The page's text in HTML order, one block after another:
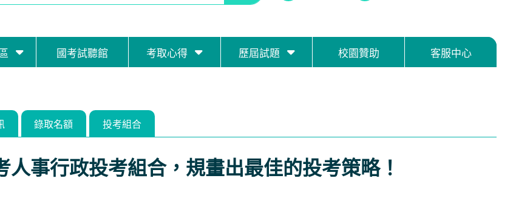
國考試聽館 考取心得 歷屆試題 校園贊助 客服中心
錄取名額 投考組合
人事行政投考組合，規畫出最佳的投考策略！